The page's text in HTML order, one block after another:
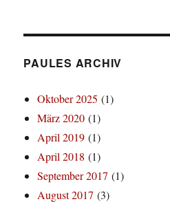
PAULES ARCHIV
Oktober 2025 (1)
März 2020 (1)
April 2019 (1)
April 2018 (1)
September 2017 (1)
August 2017 (3)